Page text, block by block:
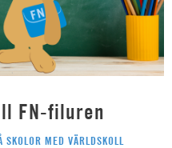
FN-filuren
MED VÄRLDSKOLL